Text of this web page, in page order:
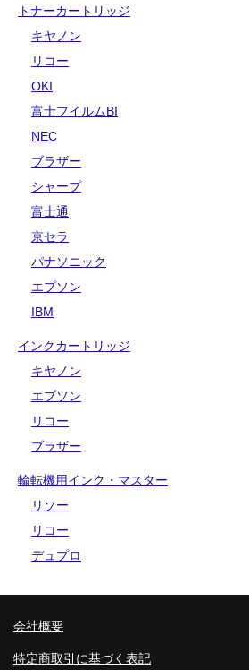
トナーカートリッジ
キヤノン
リコー
OKI
富士フイルムBI
NEC
ブラザー
シャープ
富士通
京セラ
パナソニック
エプソン
IBM
インクカートリッジ
キヤノン
エプソン
リコー
ブラザー
輪転機用インク・マスター
リソー
リコー
デュプロ
会社概要
特定商取引に基づく表記